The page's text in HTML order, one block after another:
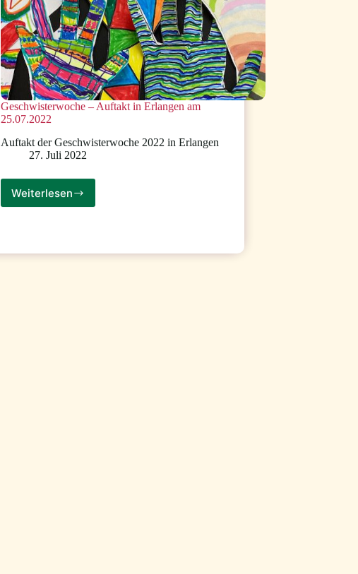
Geschwisterwoche – Auftakt in Erlangen am
25.07.2022
Auftakt der Geschwisterwoche 2022 in Erlangen
27. Juli 2022
WeiterlesenGeschwisterwoche
Erlangen